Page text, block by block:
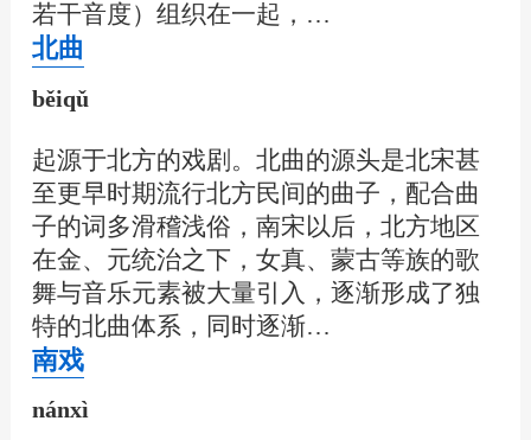
若干音度）组织在一起，…
北曲
běiqǔ
起源于北方的戏剧。北曲的源头是北宋甚
至更早时期流行北方民间的曲子，配合曲
子的词多滑稽浅俗，南宋以后，北方地区
在金、元统治之下，女真、蒙古等族的歌
舞与音乐元素被大量引入，逐渐形成了独
特的北曲体系，同时逐渐…
南戏
nánxì